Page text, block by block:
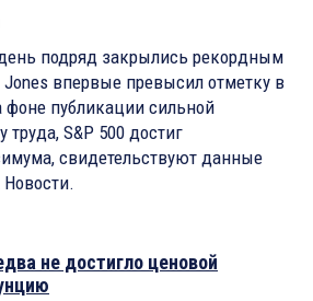
подряд закрылись рекордным
впервые превысил отметку в
фоне публикации сильной
труда, S&P 500 достиг
свидетельствуют данные
не достигло ценовой